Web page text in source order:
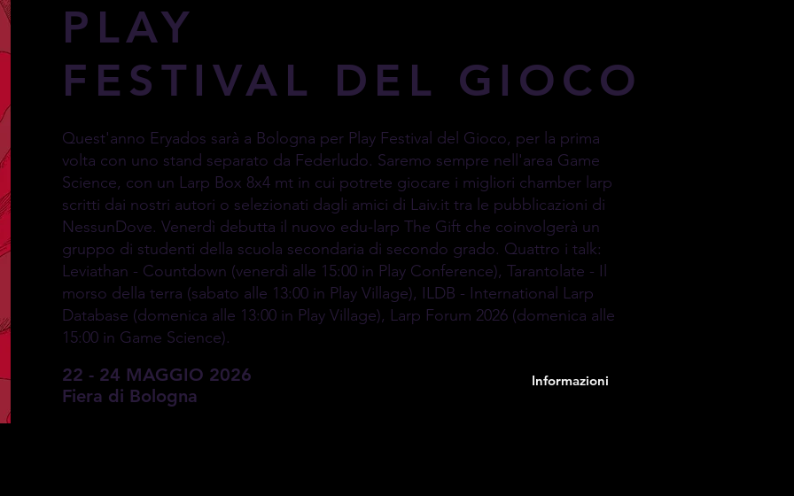
Quest'anno Eryados sarà a Bologna per Play Festival del Gioco, per la prima
volta con uno stand separato da Federludo. Saremo sempre nell'area Game
Science, con un Larp Box 8x4 mt in cui potrete giocare i migliori chamber larp
scritti dai nostri autori o selezionati dagli amici di Laiv.it tra le pubblicazioni di
NessunDove. Venerdì debutta il nuovo edu-larp The Gift che coinvolgerà un
gruppo di studenti della scuola secondaria di secondo grado. Quattro i talk:
Leviathan - Countdown (venerdì alle 15:00 in Play Conference), Tarantolate - Il
morso della terra (sabato alle 13:00 in Play Village), ILDB - International Larp
Database (domenica alle 13:00 in Play Village), Larp Forum 2026 (domenica alle
15:00 in Game Science).
22 - 24 MAGGIO 2026
Fiera di Bologna
Informazioni
PLAY
FESTIVAL DEL GIOCO